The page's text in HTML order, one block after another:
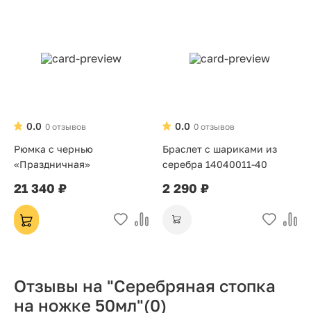
0 отзывов
0.0
Рюмка с чернью
«Праздничная»
21 340 ₽
0 отзывов
0.0
Браслет с шариками из
серебра 14040011-40
2 290 ₽
Отзывы на "Серебряная стопка
на ножке 50мл"(0)